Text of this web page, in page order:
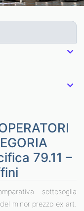
79.11 –
sottosoglia
minor prezzo ex art.